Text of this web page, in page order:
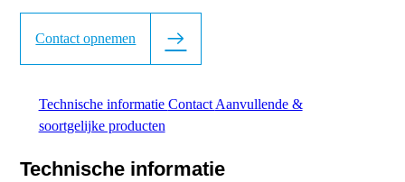
Contact opnemen
Technische informatie Contact Aanvullende &
soortgelijke producten
Technische informatie